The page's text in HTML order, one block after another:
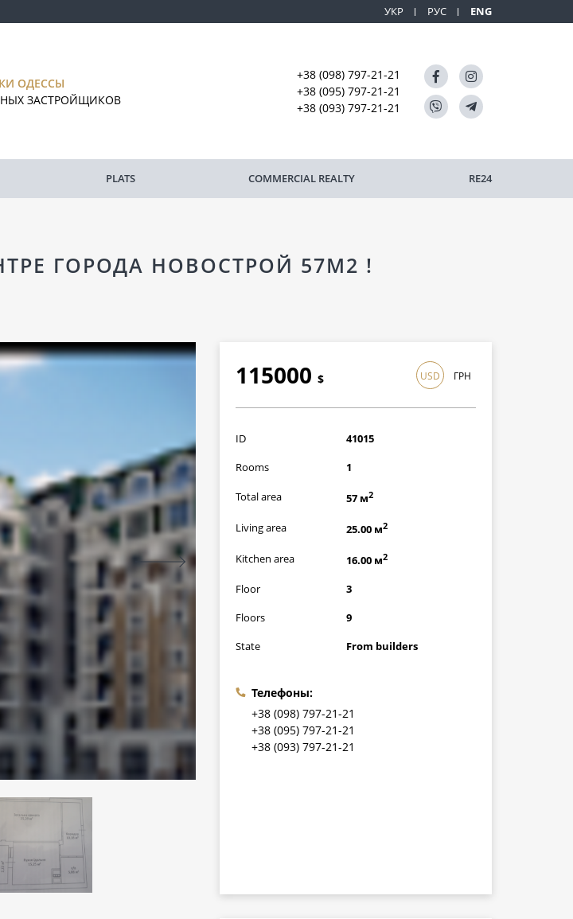
УКР РУС ENG
ОДЕССЫ
ЗАСТРОЙЩИКОВ
+38 (098) 797-21-21
+38 (095) 797-21-21
+38 (093) 797-21-21
PLATS COMMERCIAL REALTY RE24
ГОРОДА НОВОСТРОЙ 57М2 !
115000 $
3335000грн
USD ГРН
ID
41015
Rooms
1
Total area 57 м2
Living area 25.00 м2
Kitchen area 16.00 м2
Floor
3
Floors
9
State
From builders
Телефоны:
+38 (098) 797-21-21
+38 (095) 797-21-21
+38 (093) 797-21-21